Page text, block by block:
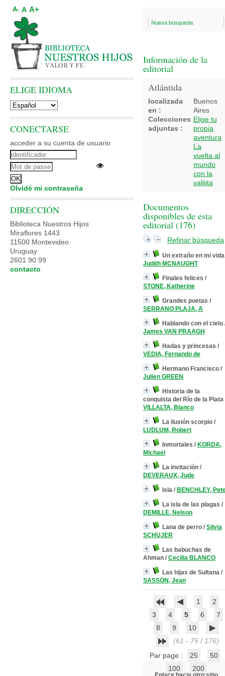
Nueva búsqueda
Información de la
editorial
Atlántida
localizada
en :
Buenos
Aires
Colecciones
adjuntas :
Elige tu
propia
aventura
La
vuelta al
mundo
con la
valijita
Documentos
disponibles de esta
editorial (176)
Refinar búsqueda
Un extraño en mi vida
Judith MCNAUGHT
Finales felices /
STONE, Katherine
Grandes poetas /
SERRANO PLAJA, A
Hablando con el cielo
James VAN PRAAGH
Hadas y princesas /
VEDIA, Fernando de
Hermano Francisco /
Julien GREEN
Historia de la
conquista del Río de la Plata
VILLALTA, Blanco
La ilusión scorpio /
LUDLUM, Robert
Inmortales / KORDA,
Michael
La invitación /
DEVERAUX, Jude
Isla / BENCHLEY,
La isla de las plagas /
DEMILLE, Nelson
Lana de perro / Silvia
SCHUJER
Las babuchas de
Ahman / Cecilia BLANCO
Las hijas de Sultana /
SASSON, Jean
1
2
3
4 5 6
7
8
9
10
(61 - 75 / 176)
Par page :
25
50
100
200
A- A A+
ELIGE IDIOMA
CONECTARSE
acceder a su cuenta de usuario
Olvidé mi contraseña
DIRECCIÓN
Biblioteca Nuestros Hijos
Miraflores 1443
11500 Montevideo
Uruguay
2601 90 99
contacto